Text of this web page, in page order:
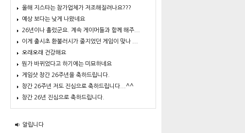
올해 지스타는 참가업체가 저조해질려나요???
예상 보다는 낮게 나왔네요
26년이나 흘렀군요. 계속 게이머들과 함께 해주...
이게 출시초 환불러시가 줄지었던 게임이 맞나 ...
오래오래 건강해요
뭔가 바뀌었다고 하기에는 미묘하네요
게임샷 창간 26주년을 축하드립니다.
창간 26주년 저도 진심으로 축하드립니다...^^
창간 26년 진심으로 축하드립니다.
알립니다